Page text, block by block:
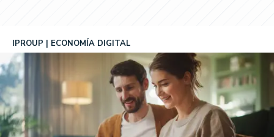
IPROUP ECONOMÍA DIGITAL